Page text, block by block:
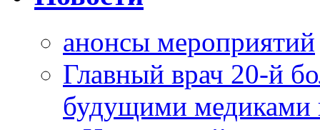
анонсы мероприятий
Главный врач 20-й
будущими медиками